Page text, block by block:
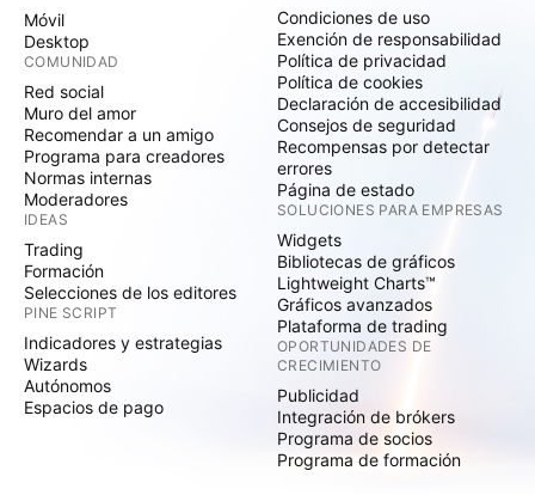
Móvil
Desktop
COMUNIDAD
Red social
Muro del amor
Recomendar a un amigo
Programa para creadores
Normas internas
Moderadores
IDEAS
Trading
Formación
Selecciones de los editores
PINE SCRIPT
Indicadores y estrategias
Wizards
Autónomos
Espacios de pago
Condiciones de uso
Exención de responsabilidad
Política de privacidad
Política de cookies
Declaración de accesibilidad
Consejos de seguridad
Recompensas por detectar
errores
Página de estado
SOLUCIONES PARA EMPRESAS
Widgets
Bibliotecas de gráficos
Lightweight Charts™
Gráficos avanzados
Plataforma de trading
OPORTUNIDADES DE
CRECIMIENTO
Publicidad
Integración de brókers
Programa de socios
Programa de formación